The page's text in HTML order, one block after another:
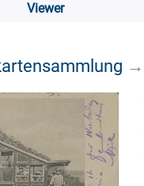
Viewer
→